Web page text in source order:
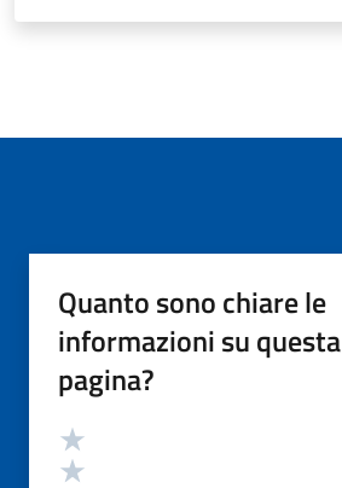
Quanto sono chiare le
informazioni su questa
pagina?
Valutazione